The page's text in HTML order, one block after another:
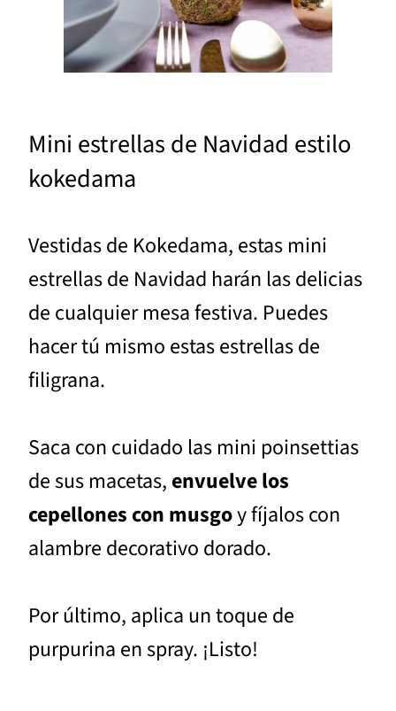
Mini estrellas de Navidad estilo
kokedama
Vestidas de Kokedama, estas mini
estrellas de Navidad harán las delicias
de cualquier mesa festiva. Puedes
hacer tú mismo estas estrellas de
filigrana.
Saca con cuidado las mini poinsettias
de sus macetas, envuelve los
cepellones con musgoy fíjalos con
alambre decorativo dorado.
Por último, aplica un toque de
purpurina en spray. ¡Listo!